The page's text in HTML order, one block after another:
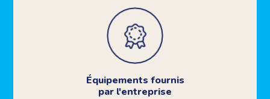
Équipements fournis
par l'entreprise